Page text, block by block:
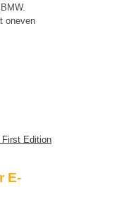
oneven
E-